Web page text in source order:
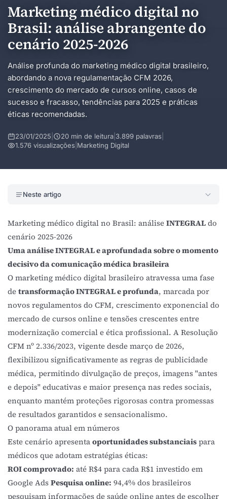
Marketing médico digital no
Brasil: análise abrangente do
cenário 2025-2026
Análise profunda do marketing médico digital brasileiro,
abordando a nova regulamentação CFM 2026,
crescimento do mercado de cursos online, casos de
sucesso e fracasso, tendências para 2025 e práticas
éticas recomendadas.
23/01/2025 20 min de leitura 3.899 palavras
1.576 visualizações Marketing Digital
Neste artigo
Marketing médico digital no Brasil: análiseINTEGRALdo
cenário 2025-2026
Uma análise INTEGRAL e aprofundada sobre o momento
decisivo da comunicação médica brasileira
O marketing médico digital brasileiro atravessa uma fase
detransformação INTEGRAL e profunda, marcada por
novos regulamentos do CFM, crescimento exponencial do
mercado de cursos online e tensões crescentes entre
modernização comercial e ética profissional. A Resolução
CFM nº 2.336/2023, vigente desde março de 2026,
flexibilizou significativamente as regras de publicidade
médica, permitindo divulgação de preços, imagens "antes
e depois" educativas e maior presença nas redes sociais,
enquanto mantém proteções rigorosas contra promessas
de resultados garantidos e sensacionalismo.
O panorama atual em números
Este cenário apresentaoportunidades substanciaispara
médicos que adotam estratégias éticas:
ROI comprovado: até R$4 para cada R$1 investido em
Google AdsPesquisa online: 94,4% dos brasileiros
pesquisam informações de saúde online antes de escolher